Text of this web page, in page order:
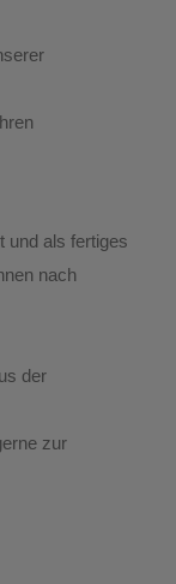
und als fertiges
nach
der
zur